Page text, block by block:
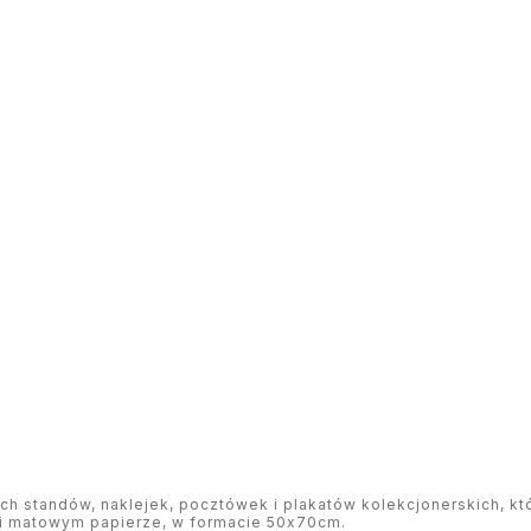
standów, naklejek, pocztówek i plakatów kolekcjonerskich,
papierze, w formacie 50x70cm.